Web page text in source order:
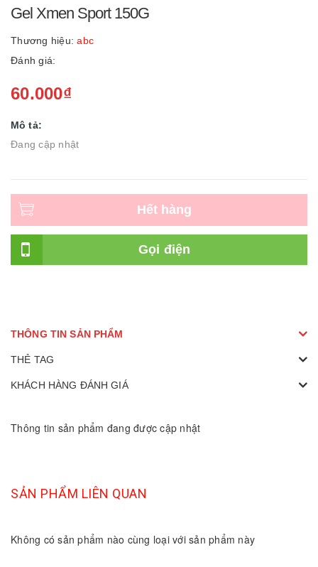
Gel Xmen Sport 150G
Thương hiệu: abc
Đánh giá:
60.000₫
Mô tả:
Đang cập nhật
Hết hàng
Gọi điện
THÔNG TIN SẢN PHẨM
THẺ TAG
KHÁCH HÀNG ĐÁNH GIÁ
Thông tin sản phẩm đang được cập nhật
SẢN PHẨM LIÊN QUAN
Không có sản phẩm nào cùng loại với sản phẩm này